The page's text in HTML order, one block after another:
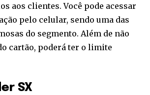
aos clientes. Você pode acessar
pelo celular, sendo uma das
do segmento. Além de não
cartão, poderá ter o limite
SX